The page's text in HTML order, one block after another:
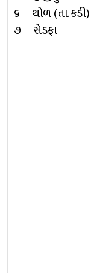
૬ થોળ (તા. કડી)
૭ સેડફા